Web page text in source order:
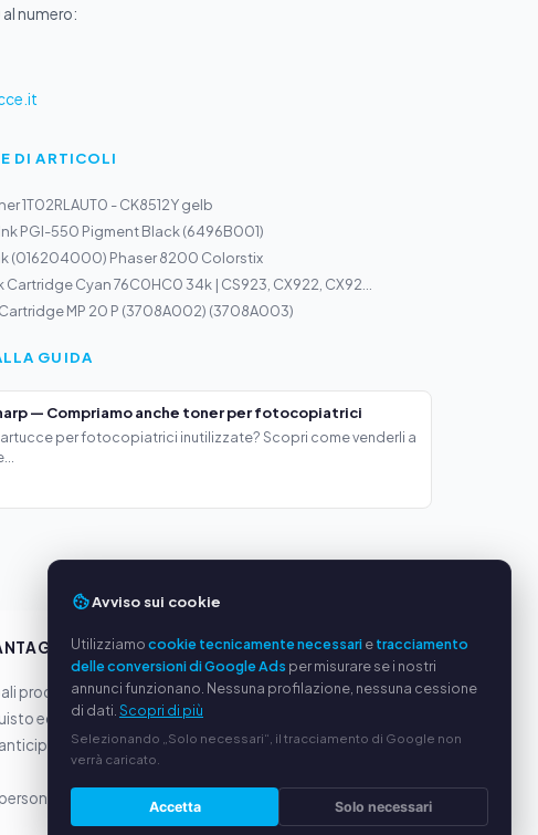
numero:
DI ARTICOLI
1T02RLAUT0 - CK8512Y gelb
PGI-550 Pigment Black (6496B001)
(016204000) Phaser 8200 Colorstix
Cartridge Cyan 76C0HC0 34k | CS923, CX922, CX92...
MP 20 P (3708A002) (3708A003)
GUIDA
— Compriamo anche toner per fotocopiatrici
per fotocopiatrici inutilizzate? Scopri come venderli a
produttori
equi
via
SERVIZIO
Chi siamo
Note legali
Avviso sui cookie
Utilizziamocookie tecnicamente necessarietracciamento
delle conversioni di Google Ads per misurare se i nostri
annunci funzionano. Nessuna profilazione, nessuna cessione
di dati. Scopri di più
Selezionando „Solo necessari“, il tracciamento di Google non
verrà caricato.
Accetta Solo necessari